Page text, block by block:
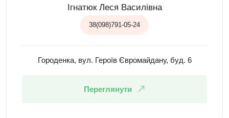
Ігнатюк Леся Василівна
38(098)791-05-24
Городенка, вул. Героїв Євромайдану, буд. 6
Переглянути